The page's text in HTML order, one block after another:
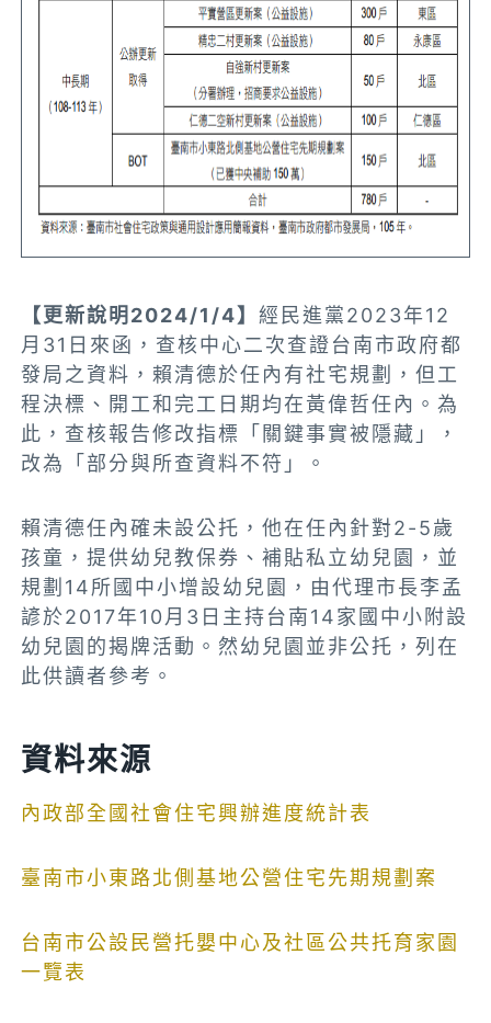
【更新說明2024/1/4】經民進黨2023年12
月31日來函，查核中心二次查證台南市政府都
發局之資料，賴清德於任內有社宅規劃，但工
程決標、開工和完工日期均在黃偉哲任內。為
此，查核報告修改指標「關鍵事實被隱藏」，
改為「部分與所查資料不符」。
賴清德任內確未設公托，他在任內針對2-5歲
孩童，提供幼兒教保券、補貼私立幼兒園，並
規劃14所國中小增設幼兒園，由代理市長李孟
諺於2017年10月3日主持台南14家國中小附設
幼兒園的揭牌活動。然幼兒園並非公托，列在
此供讀者參考。
資料來源
內政部全國社會住宅興辦進度統計表
臺南市小東路北側基地公營住宅先期規劃案
台南市公設民營托嬰中心及社區公共托育家園
一覽表